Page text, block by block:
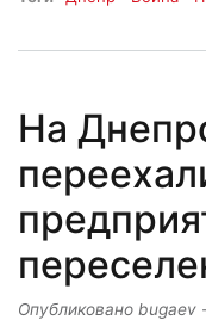
На
Опубликовано bugaev